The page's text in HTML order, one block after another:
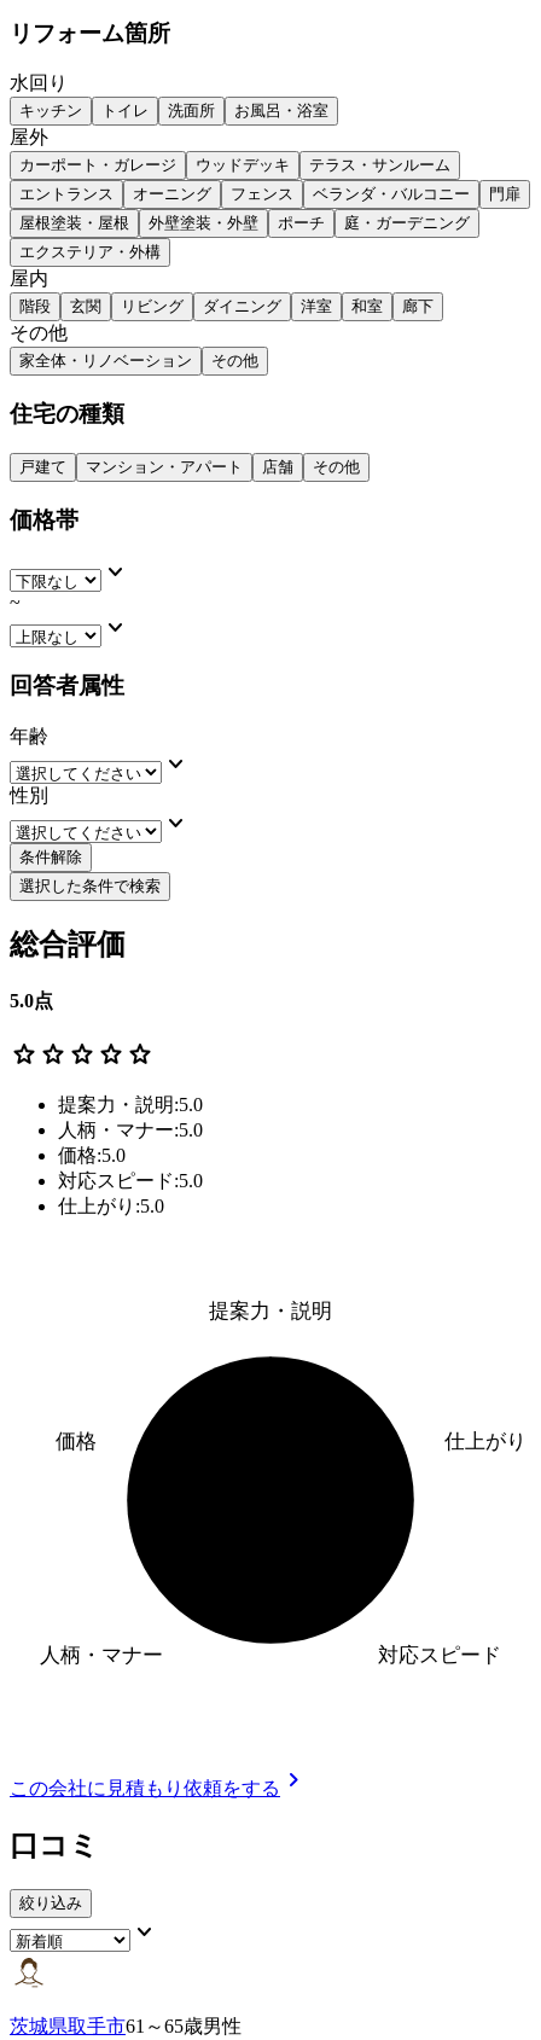
リフォーム箇所
水回り
キッチン トイレ 洗面所 お風呂・浴室
屋外
カーポート・ガレージ ウッドデッキ
テラス・サンルーム
エントランス
オーニング フェンス ベランダ・バルコニー
門扉
屋根塗装・屋根
外壁塗装・外壁 ポーチ
庭・ガーデニング
エクステリア・外構
屋内
階段 玄関 リビング ダイニング 洋室 和室 廊下
その他
家全体・リノベーション その他
住宅の種類
戸建て マンション・アパート 店舗 その他
価格帯
keyboard_arrow_down
~
keyboard_arrow_down
回答者属性
年齢
keyboard_arrow_down
性別
keyboard_arrow_down
条件解除
選択した条件で検索
総合評価
5.0点
star star star star star
提案力・説明:5.0
人柄・マナー:5.0
価格:5.0
対応スピード:5.0
仕上がり:5.0
提案力・説明
仕上がり
対応スピード
人柄・マナー
価格
この会社に見積もり依頼をする chevron_right
口コミ
絞り込み
keyboard_arrow_down
茨城県取手市61～65歳男性